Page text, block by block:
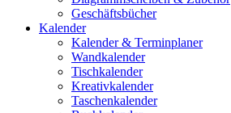
Geschäftsbücher
Kalender
Kalender & Terminplaner
Wandkalender
Tischkalender
Kreativkalender
Taschenkalender